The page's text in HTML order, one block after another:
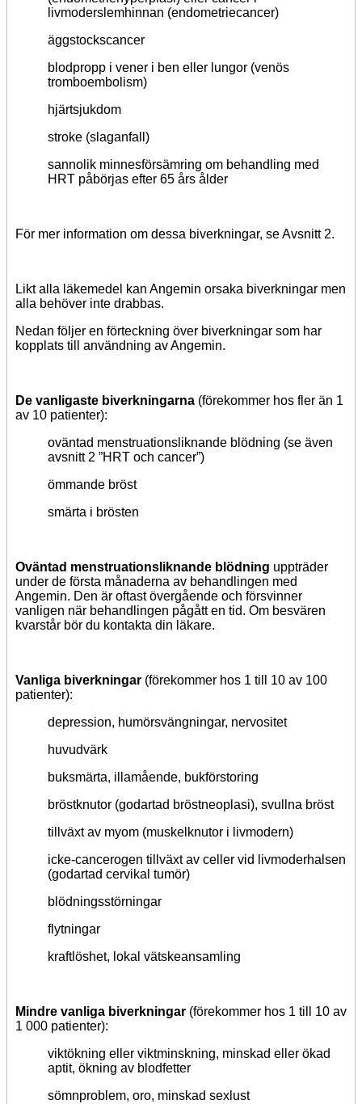
livmoderslemhinnan (endometriecancer)
äggstockscancer
blodpropp i vener i ben eller lungor (venös
tromboembolism)
hjärtsjukdom
stroke (slaganfall)
sannolik minnesförsämring om behandling med
HRT påbörjas efter 65 års ålder
För mer information om dessa biverkningar, se Avsnitt 2.
Likt alla läkemedel kan Angemin orsaka biverkningar men
alla behöver inte drabbas.
Nedan följer en förteckning över biverkningar som har
kopplats till användning av Angemin.
De vanligaste biverkningarna (förekommer hos fler än 1
av 10 patienter):
oväntad menstruationsliknande blödning (se även
avsnitt 2 ”HRT och cancer”)
ömmande bröst
smärta i brösten
Oväntad menstruationsliknande blödning uppträder
under de första månaderna av behandlingen med
Angemin. Den är oftast övergående och försvinner
vanligen när behandlingen pågått en tid. Om besvären
kvarstår bör du kontakta din läkare.
Vanliga biverkningar (förekommer hos 1 till 10 av 100
patienter):
depression, humörsvängningar, nervositet
huvudvärk
buksmärta, illamående, bukförstoring
bröstknutor (godartad bröstneoplasi), svullna bröst
tillväxt av myom (muskelknutor i livmodern)
icke-cancerogen tillväxt av celler vid livmoderhalsen
(godartad cervikal tumör)
blödningsstörningar
flytningar
kraftlöshet, lokal vätskeansamling
Mindre vanliga biverkningar (förekommer hos 1 till 10 av
1 000 patienter):
viktökning eller viktminskning, minskad eller ökad
aptit, ökning av blodfetter
sömnproblem, oro, minskad sexlust